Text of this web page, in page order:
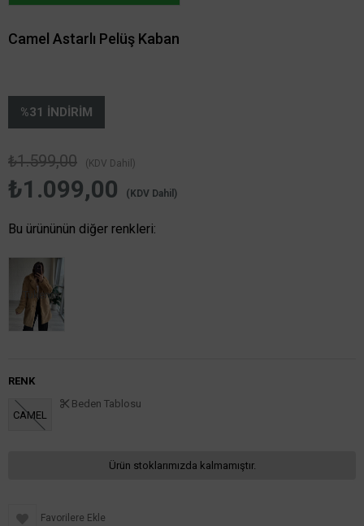
Camel Astarlı Pelüş Kaban
%31 İNDIRIM
₺1.599,00 (KDV Dahil)
₺1.099,00 (KDV Dahil)
Bu ürününün diğer renkleri:
Tükendi
RENK
CAMEL
Beden Tablosu
Ürün stoklarımızda kalmamıştır.
Favorilere Ekle